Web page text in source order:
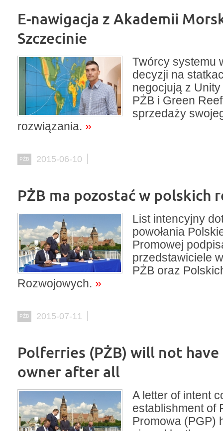
E-nawigacja z Akademii
Szczecinie
Twórcy systemu
decyzji na
negocjują z
PŻB i Green
sprzedaży
rozwiązania. »
PŻB 2015-06-10
PŻB ma pozostać w polskich
List intencyjny
powołania
Promowej
przedstawiciele
PŻB oraz
Rozwojowych. »
PŻB 2015-07-11
Polferries (PŻB) will not
owner after all
A letter of intent
establishment of
Promowa (PGP)